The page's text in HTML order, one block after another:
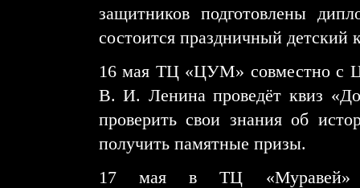
защитников подготовлены
состоится праздничный детский
16 мая ТЦ «ЦУМ» совместно с
В. И. Ленина проведёт квиз
проверить свои знания об
получить памятные призы.
17 мая в ТЦ «Муравей»